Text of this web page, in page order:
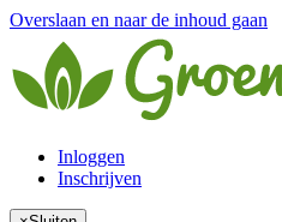
Overslaan en naar de inhoud gaan
Inloggen
Inschrijven